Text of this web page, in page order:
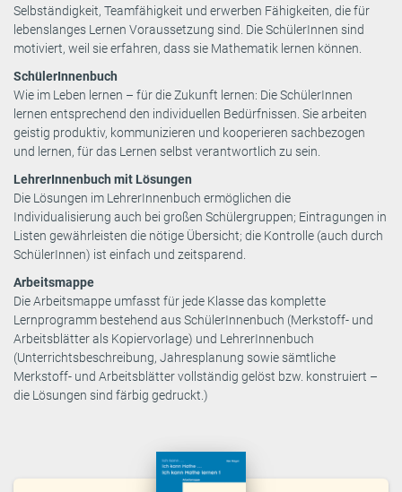
Selbständigkeit, Teamfähigkeit und erwerben Fähigkeiten, die für
lebenslanges Lernen Voraussetzung sind. Die SchülerInnen sind
motiviert, weil sie erfahren, dass sie Mathematik lernen können.
SchülerInnenbuch
Wie im Leben lernen – für die Zukunft lernen: Die SchülerInnen
lernen entsprechend den individuellen Bedürfnissen. Sie arbeiten
geistig produktiv, kommunizieren und kooperieren sachbezogen
und lernen, für das Lernen selbst verantwortlich zu sein.
LehrerInnenbuch mit Lösungen
Die Lösungen im LehrerInnenbuch ermöglichen die
Individualisierung auch bei großen Schülergruppen; Eintragungen in
Listen gewährleisten die nötige Übersicht; die Kontrolle (auch durch
SchülerInnen) ist einfach und zeitsparend.
Arbeitsmappe
Die Arbeitsmappe umfasst für jede Klasse das komplette
Lernprogramm bestehend aus SchülerInnenbuch (Merkstoff- und
Arbeitsblätter als Kopiervorlage) und LehrerInnenbuch
(Unterrichtsbeschreibung, Jahresplanung sowie sämtliche
Merkstoff- und Arbeitsblätter vollständig gelöst bzw. konstruiert –
die Lösungen sind färbig gedruckt.)